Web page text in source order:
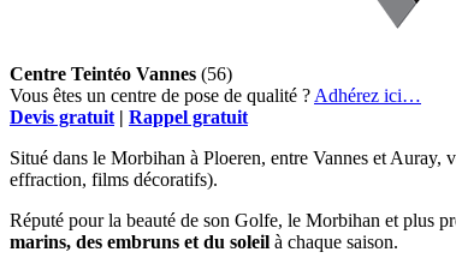
Centre Teintéo Vannes (56)
Vous êtes un centre de pose de qualité ? Adhérez ici…
Devis gratuit | Rappel gratuit
Situé dans le Morbihan à Ploeren, entre Vannes et Auray,
effraction, films décoratifs).
Réputé pour la beauté de son Golfe, le Morbihan et plus
marins, des embruns et du soleil à chaque saison.